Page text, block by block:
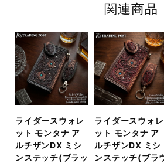
関連商品
ライダースウォレ
ット モンタナ ア
ルチザンDX ミシ
ンステッチ(ブラッ
ライダースウォレ
ット モンタナ ア
ルチザンDX ミシ
ンステッチ(ブラ